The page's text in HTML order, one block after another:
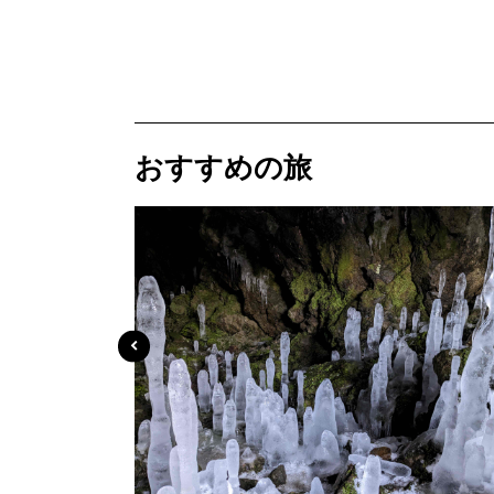
おすすめの旅